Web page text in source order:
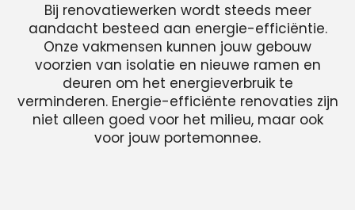
Bij renovatiewerken wordt steeds meer
aandacht besteed aan energie-efficiëntie.
Onze vakmensen kunnen jouw gebouw
voorzien van isolatie en nieuwe ramen en
deuren om het energieverbruik te
verminderen. Energie-efficiënte renovaties zijn
niet alleen goed voor het milieu, maar ook
voor jouw portemonnee.